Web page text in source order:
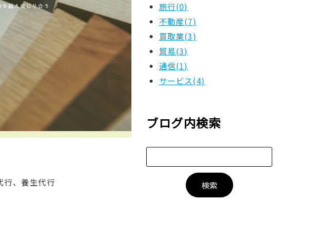
行、養生代行
旅行(0)
不動産(7)
買取業(3)
貿易(3)
通信(1)
サービス(4)
ブログ内検索